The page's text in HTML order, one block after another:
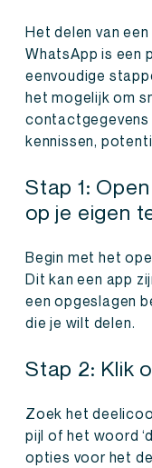
Het delen van
WhatsApp is een
eenvoudige
het mogelijk om
contactgegevens
kennissen,
Stap 1:
op je eigen
Begin met het
Dit kan een app
een opgeslagen
die je wilt delen.
Stap 2: Klik
Zoek het
pijl of het woord
opties voor het